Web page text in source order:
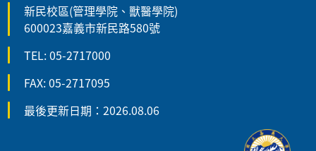
新民校區(管理學院、獸醫學院)
600023嘉義市新民路580號
TEL: 05-2717000
FAX: 05-2717095
最後更新日期：2026.08.06